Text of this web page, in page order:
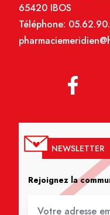
65420 IBOS
Téléphone:
NEWSLETTER
Rejoignez la